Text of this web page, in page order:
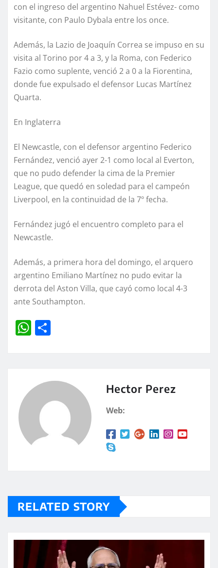
con el ingreso del argentino Nahuel Estévez- como
visitante, con Paulo Dybala entre los once.
Además, la Lazio de Joaquín Correa se impuso en su
visita al Torino por 4 a 3, y la Roma, con Federico
Fazio como suplente, venció 2 a 0 a la Fiorentina,
donde fue expulsado el defensor Lucas Martínez
Quarta.
En Inglaterra
El Newcastle, con el defensor argentino Federico
Fernández, venció ayer 2-1 como local al Everton,
que no pudo defender la cima de la Premier
League, que quedó en soledad para el campeón
Liverpool, en la continuidad de la 7º fecha.
Fernández jugó el encuentro completo para el
Newcastle.
Además, a primera hora del domingo, el arquero
argentino Emiliano Martínez no pudo evitar la
derrota del Aston Villa, que cayó como local 4-3
ante Southampton.
W
A
p
rt
Hector Perez
Web:
RELATED STORY